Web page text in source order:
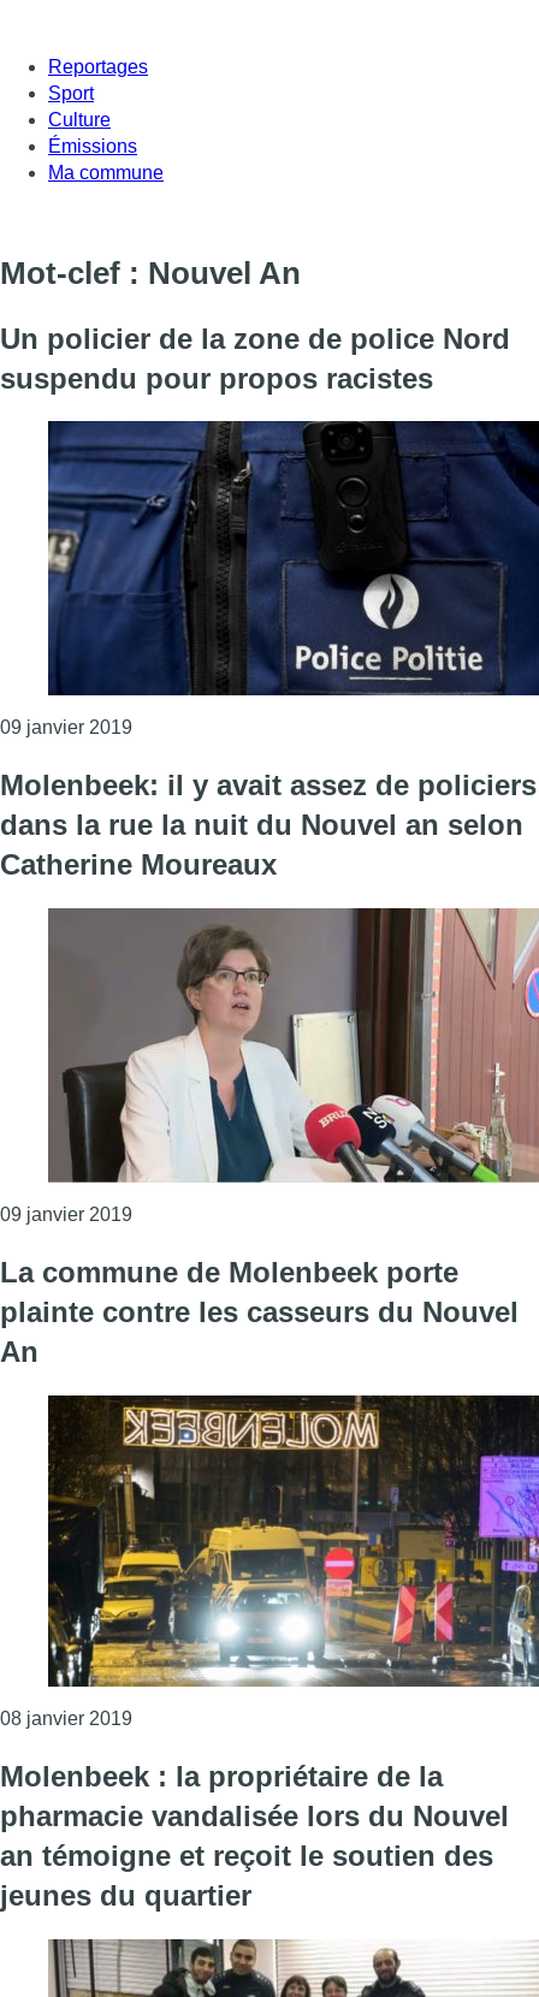
Reportages
Sport
Culture
Émissions
Ma commune
Mot-clef : Nouvel An
Un policier de la zone de police Nord
suspendu pour propos racistes
09 janvier 2019Consulter l'article "Un policier de la zone de
Molenbeek: il y avait assez de policiers
dans la rue la nuit du Nouvel an selon
Catherine Moureaux
09 janvier 2019Consulter l'article "Molenbeek: il y avait assez
La commune de Molenbeek porte
plainte contre les casseurs du Nouvel
An
08 janvier 2019Consulter l'article "La commune de
Molenbeek : la propriétaire de la
pharmacie vandalisée lors du Nouvel
an témoigne et reçoit le soutien des
jeunes du quartier